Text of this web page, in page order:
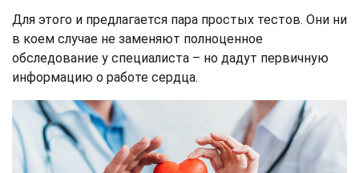
Для этого и предлагается пара простых тестов. Они ни
в коем случае не заменяют полноценное
обследование у специалиста – но дадут первичную
информацию о работе сердца.